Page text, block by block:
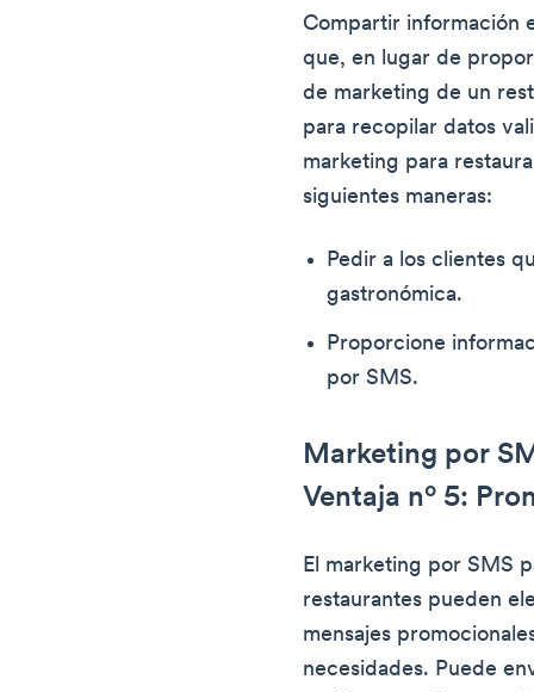
Compartir información
que, en lugar de
de marketing de un
para recopilar datos
marketing para
siguientes maneras:
Pedir a los clientes
gastronómica.
Proporcione
por SMS.
Marketing por
Ventaja nº 5:
El marketing por SMS
restaurantes pueden
mensajes
necesidades. Puede